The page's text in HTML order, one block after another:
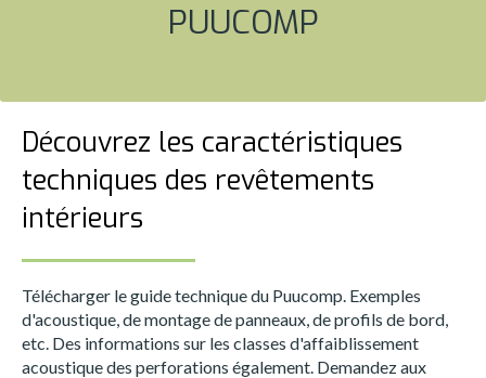
PUUCOMP
Découvrez les caractéristiques
techniques des revêtements
intérieurs
Télécharger le guide technique du Puucomp. Exemples
d'acoustique, de montage de panneaux, de profils de bord,
etc. Des informations sur les classes d'affaiblissement
acoustique des perforations également. Demandez aux